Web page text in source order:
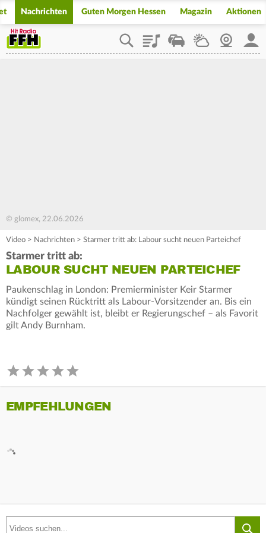
Nachrichten Guten Morgen Hessen Magazin Aktionen
PlaylistStaupilotWetterWebcam
© glomex, 22.06.2026
Video > Nachrichten > Starmer tritt ab: Labour sucht neuen Parteichef
Starmer tritt ab:
LABOUR SUCHT NEUEN PARTEICHEF
Paukenschlag in London: Premierminister Keir Starmer
kündigt seinen Rücktritt als Labour-Vorsitzender an. Bis ein
Nachfolger gewählt ist, bleibt er Regierungschef – als Favorit
gilt Andy Burnham.
EMPFEHLUNGEN